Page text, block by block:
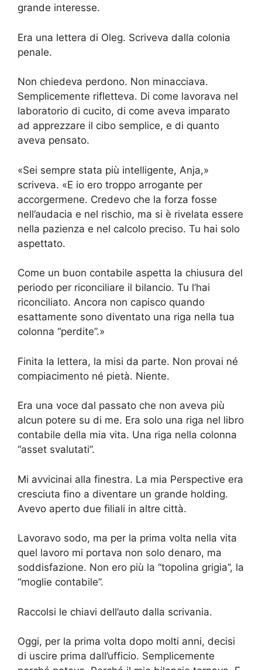
grande interesse.
Era una lettera di Oleg. Scriveva dalla colonia
penale.
Non chiedeva perdono. Non minacciava.
Semplicemente rifletteva. Di come lavorava nel
laboratorio di cucito, di come aveva imparato
ad apprezzare il cibo semplice, e di quanto
aveva pensato.
«Sei sempre stata più intelligente, Anja,»
scriveva. «E io ero troppo arrogante per
accorgermene. Credevo che la forza fosse
nell’audacia e nel rischio, ma si è rivelata essere
nella pazienza e nel calcolo preciso. Tu hai solo
aspettato.
Come un buon contabile aspetta la chiusura del
periodo per riconciliare il bilancio. Tu l’hai
riconciliato. Ancora non capisco quando
esattamente sono diventato una riga nella tua
colonna “perdite”.»
Finita la lettera, la misi da parte. Non provai né
compiacimento né pietà. Niente.
Era una voce dal passato che non aveva più
alcun potere su di me. Era solo una riga nel libro
contabile della mia vita. Una riga nella colonna
“asset svalutati”.
Mi avvicinai alla finestra. La mia Perspective era
cresciuta fino a diventare un grande holding.
Avevo aperto due filiali in altre città.
Lavoravo sodo, ma per la prima volta nella vita
quel lavoro mi portava non solo denaro, ma
soddisfazione. Non ero più la “topolina grigia”, la
“moglie contabile”.
Raccolsi le chiavi dell’auto dalla scrivania.
Oggi, per la prima volta dopo molti anni, decisi
di uscire prima dall’ufficio. Semplicemente